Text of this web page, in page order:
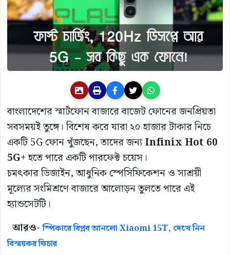
বাংলাদেশের স্মার্টফোন বাজারে বাজেট ফোনের জনপ্রিয়তা
সবসময়ই তুঙ্গে। বিশেষ করে যারা ২০ হাজার টাকার নিচে
একটি 5G ফোন খুঁজছেন, তাদের জন্যInfinix Hot 60
5G+হতে পারে একটি পারফেক্ট চয়েস।
চমৎকার ডিজাইন, আধুনিক স্পেসিফিকেশন ও সাশ্রয়ী
মূল্যের সংমিশ্রণে বাজারে আলোড়ন তুলতে পারে এই
হ্যান্ডসেটটি।
আরও-স্পিকারে বিপ্লব আনলো Xiaomi 15T, দেখে নিন
বিস্ময়কর ফিচার